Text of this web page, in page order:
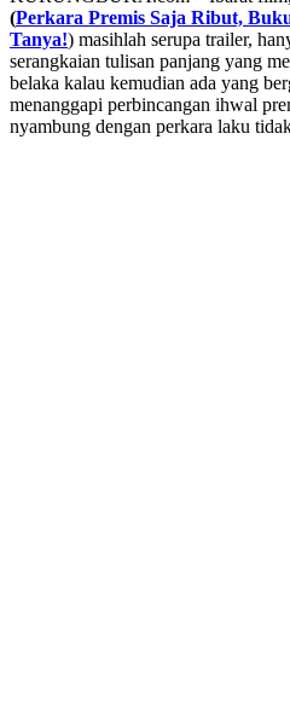
(Perkara Premis Saja Ribut,
Tanya!) masihlah serupa trailer,
serangkaian tulisan panjang yang
belaka kalau kemudian ada yang
menanggapi perbincangan ihwal
nyambung dengan perkara laku